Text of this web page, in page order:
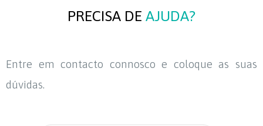
PRECISA DE AJUDA?
Entre em contacto connosco e coloque as suas
dúvidas.